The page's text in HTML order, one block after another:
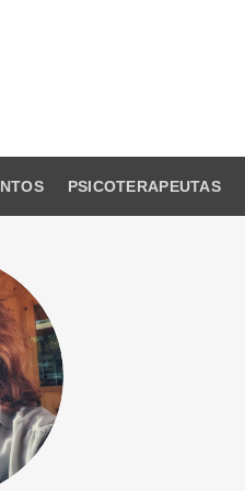
PSICOTERAPEUTAS